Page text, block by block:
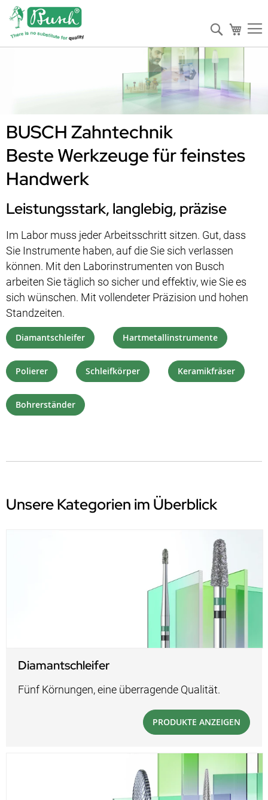
Mein
Suche
BUSCH Zahntechnik
Beste Werkzeuge für feinstes
Handwerk
Leistungsstark, langlebig, präzise
Im Labor muss jeder Arbeitsschritt sitzen. Gut, dass
Sie Instrumente haben, auf die Sie sich verlassen
können. Mit den Laborinstrumenten von Busch
arbeiten Sie täglich so sicher und effektiv, wie Sie es
sich wünschen. Mit vollendeter Präzision und hohen
Standzeiten.
Diamantschleifer Hartmetallinstrumente
Polierer Schleifkörper Keramikfräser
Bohrerständer
Unsere Kategorien im Überblick
Diamantschleifer
Fünf Körnungen, eine überragende Qualität.
PRODUKTE ANZEIGEN